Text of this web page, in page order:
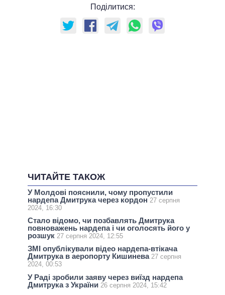
Поділитися:
ЧИТАЙТЕ ТАКОЖ
У Молдові пояснили, чому пропустили
нардепа Дмитрука через кордон 27 серпня
2024, 16:30
Стало відомо, чи позбавлять Дмитрука
повноважень нардепа і чи оголосять його у
розшук 27 серпня 2024, 12:55
ЗМІ опублікували відео нардепа-втікача
Дмитрука в аеропорту Кишинева 27 серпня
2024, 00:53
У Раді зробили заяву через виїзд нардепа
Дмитрука з України 26 серпня 2024, 15:42